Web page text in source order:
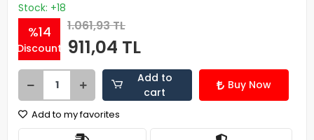
Stock: +18
%14
Discount
1.061,93 TL
911,04 TL
Add to
cart
Buy Now
Add to my favorites